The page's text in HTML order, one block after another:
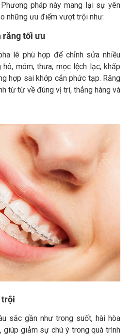
pháp này mang lại sự yên
những ưu điểm vượt trội như:
răng tối ưu
lê phù hợp để chỉnh sửa nhiều
móm, thưa, mọc lệch lạc, khấp
hợp sai khớp cắn phức tạp. Răng
từ từ về đúng vị trí, thẳng hàng và
trội
sắc gần như trong suốt, hài hòa
giúp giảm sự chú ý trong quá trình